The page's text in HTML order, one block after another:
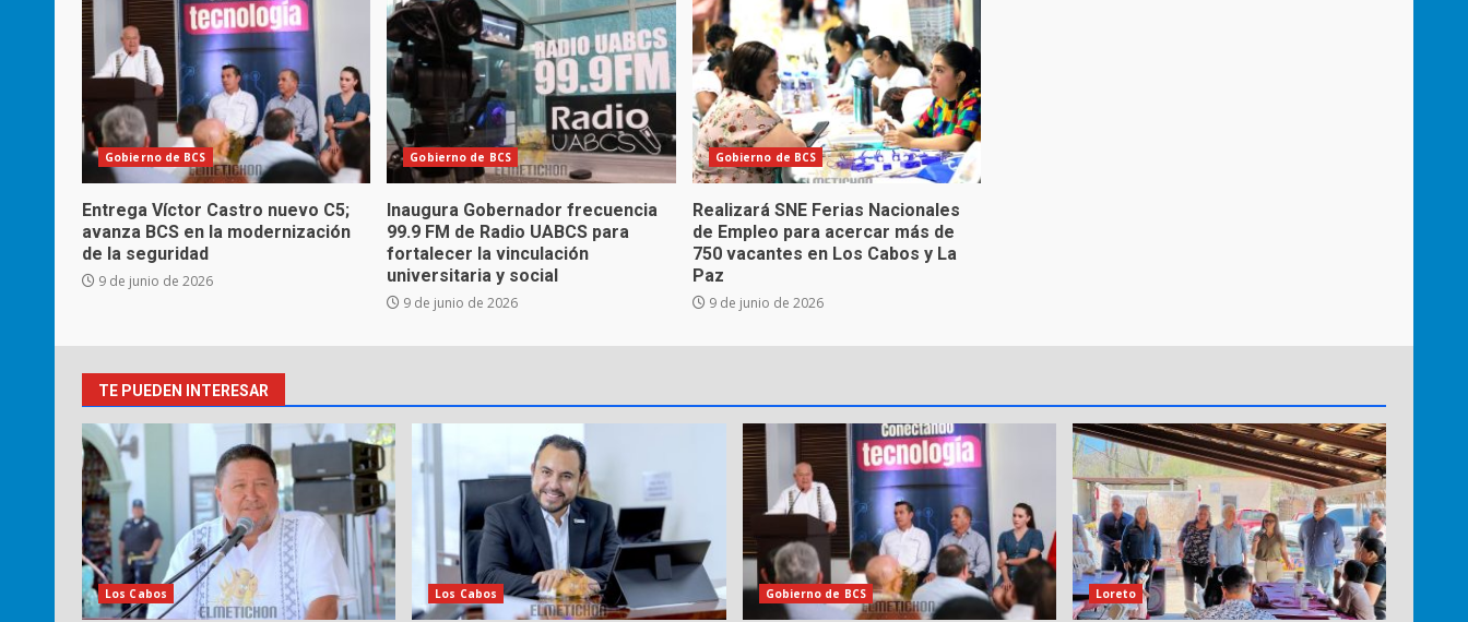
Gobierno de BCS
Entrega Víctor Castro nuevo C5;
avanza BCS en la modernización
de la seguridad
9 de junio de 2026
Gobierno de BCS
Inaugura Gobernador frecuencia
99.9 FM de Radio UABCS para
fortalecer la vinculación
universitaria y social
9 de junio de 2026
Gobierno de BCS
Realizará SNE Ferias Nacionales
de Empleo para acercar más de
750 vacantes en Los Cabos y La
Paz
9 de junio de 2026
TE PUEDEN INTERESAR
Los Cabos Los Cabos Gobierno de BCS Loreto